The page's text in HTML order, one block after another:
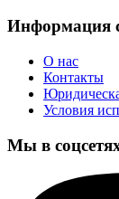
Информация
О нас
Контакты
Условия
Мы в